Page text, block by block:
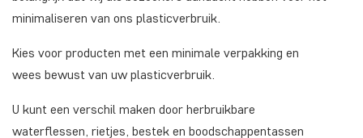
minimaliseren van ons plasticverbruik.
Kies voor producten met een minimale verpakking en
wees bewust van uw plasticverbruik.
U kunt een verschil maken door herbruikbare
waterflessen, rietjes, bestek en boodschappentassen